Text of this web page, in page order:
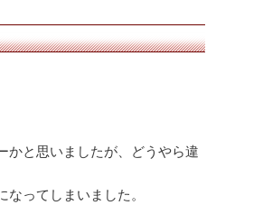
かと思いましたが、どうやら違
ってしまいました。